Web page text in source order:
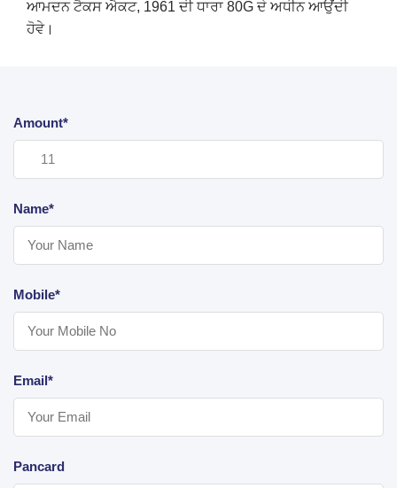
ਆਮਦਨ ਟੈਕਸ ਐਕਟ, 1961 ਦੀ ਧਾਰਾ 80G ਦੇ ਅਧੀਨ ਆਉਂਦੀ
ਹੋਵੇ।
Amount*
Name*
Mobile*
Email*
Pancard